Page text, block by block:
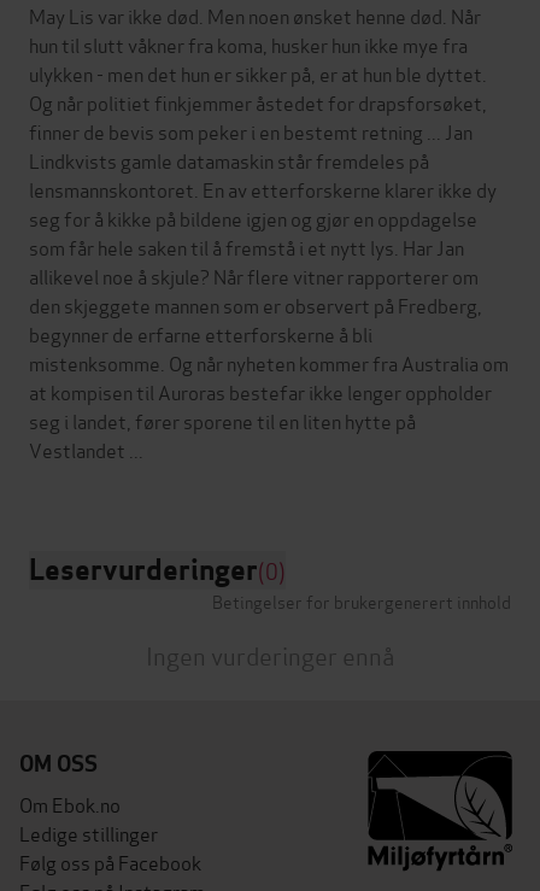
May Lis var ikke død. Men noen ønsket henne død. Når
hun til slutt våkner fra koma, husker hun ikke mye fra
ulykken - men det hun er sikker på, er at hun ble dyttet.
Og når politiet finkjemmer åstedet for drapsforsøket,
finner de bevis som peker i en bestemt retning ... Jan
Lindkvists gamle datamaskin står fremdeles på
lensmannskontoret. En av etterforskerne klarer ikke dy
seg for å kikke på bildene igjen og gjør en oppdagelse
som får hele saken til å fremstå i et nytt lys. Har Jan
allikevel noe å skjule? Når flere vitner rapporterer om
den skjeggete mannen som er observert på Fredberg,
begynner de erfarne etterforskerne å bli
mistenksomme. Og når nyheten kommer fra Australia om
at kompisen til Auroras bestefar ikke lenger oppholder
seg i landet, fører sporene til en liten hytte på
Vestlandet ...
Leservurderinger(0)
Betingelser for brukergenerert innhold
Ingen vurderinger ennå
OM OSS
Om Ebok.no
Ledige stillinger
Følg oss på Facebook